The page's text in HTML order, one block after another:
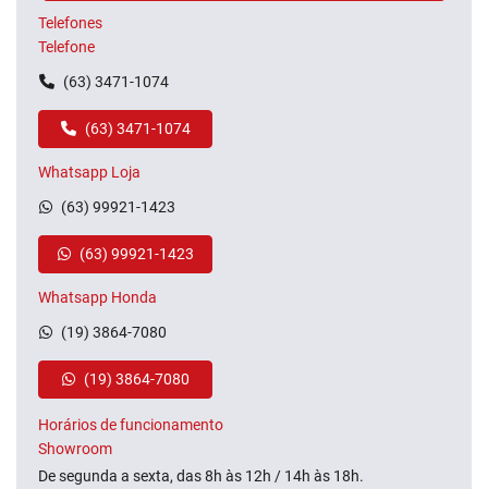
Telefones
Telefone
(63) 3471-1074
(63) 3471-1074
Whatsapp Loja
(63) 99921-1423
(63) 99921-1423
Whatsapp Honda
(19) 3864-7080
(19) 3864-7080
Horários de funcionamento
Showroom
De segunda a sexta, das 8h às 12h / 14h às 18h.